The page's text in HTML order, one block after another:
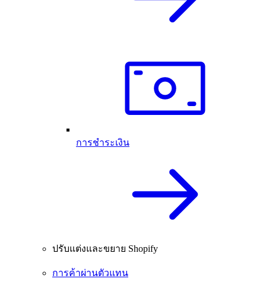
การชำระเงิน
ปรับแต่งและขยาย Shopify
การค้าผ่านตัวแทน